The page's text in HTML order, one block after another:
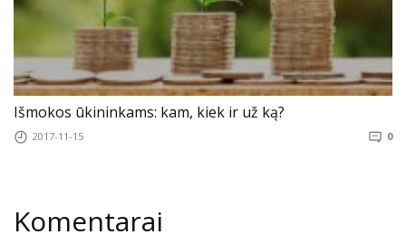
Išmokos ūkininkams: kam, kiek ir už ką?
2017-11-15 0
Komentarai